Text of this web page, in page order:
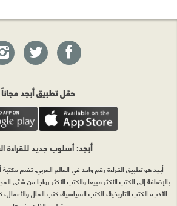
حمّل تطبيق أبجد مجاناً
أبجد: أسلوب جديد للقراءة
أبجد هو تطبيق القراءة رقم واحد في العالم العربي. تضم
بالإضافة إلى الكتب الأكثر مبيعاً والكتب الأكثر رواجاً من شتّى
الأدب، الكتب التاريخية، الكتب السياسية، كتب المال